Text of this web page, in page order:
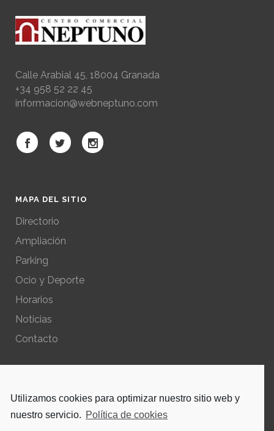
Utilizamos cookies para optimizar nuestro sitio web y
nuestro servicio. Política de cookies
Calle Arabial 45, 18004 Granada
+34 958 52 22 45
informacion@webneptuno.com
MAPA DEL SITIO
Directorio
Ampliación
Parking
Ocio y Deporte
Horarios
Noticias
Contacto
Política de privacidad – Aviso Legal